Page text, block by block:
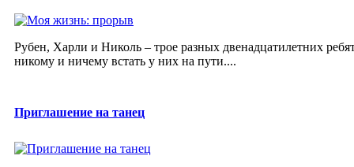
Рубен, Харли и Николь – трое разных двенадцатилетних
никому и ничему встать у них на пути....
Приглашение на танец